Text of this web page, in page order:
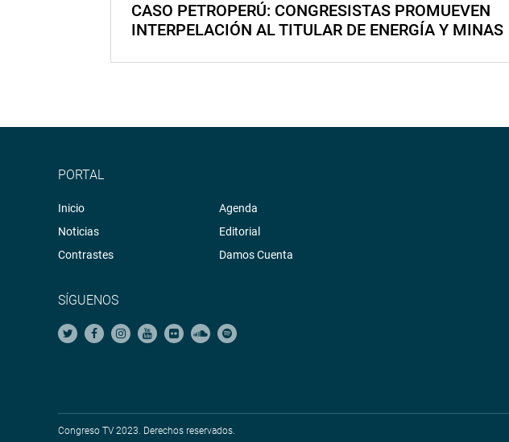
CASO PETROPERÚ: CONGRESISTAS PROMUEVEN
INTERPELACIÓN AL TITULAR DE ENERGÍA Y MINAS
PORTAL
Inicio
Noticias
Contrastes
Agenda
Editorial
Damos Cuenta
SÍGUENOS
Congreso TV 2023. Derechos reservados.